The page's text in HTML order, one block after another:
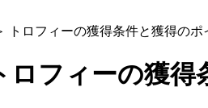
トロフィーの獲得条件と獲得のポ
フィーの獲得